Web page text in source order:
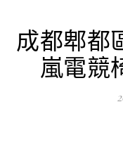
成都郫都
嵐電競